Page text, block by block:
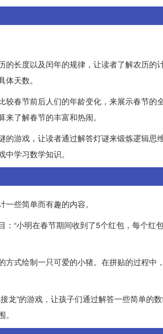
的长度以及闰年的规律，让读者了解农历的
天数。
春节前后人们的年龄变化，来展示春节的
了解春节的丰富和热闹。
游戏，让读者通过解答灯谜来锻炼逻辑思
学习数学知识。
些简单而有趣的内容。
“小明在春节期间收到了5个红包，每个红
方式绘制一只可爱的小猪。在拼贴的过程中
龙”的游戏，让孩子们通过解答一些简单的